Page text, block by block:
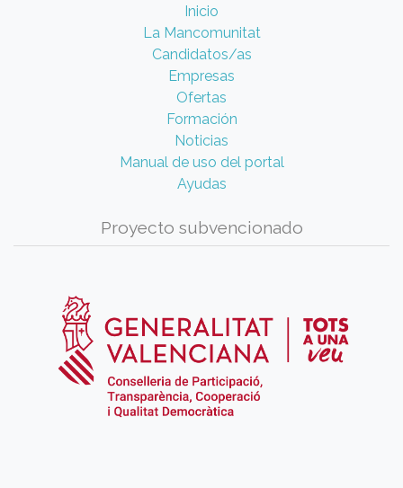
Inicio
La Mancomunitat
Candidatos/as
Empresas
Ofertas
Formación
Noticias
Manual de uso del portal
Ayudas
Proyecto subvencionado